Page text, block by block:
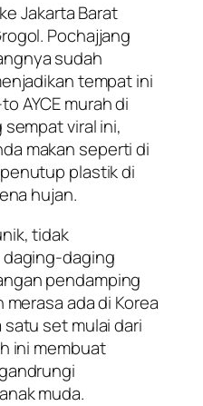
Jakarta Barat
Pochajjang
sudah
tempat ini
AYCE murah di
viral ini,
makan seperti di
plastik di
hujan.
tidak
daging-daging
pendamping
ada di Korea
set mulai dari
ini membuat
muda.